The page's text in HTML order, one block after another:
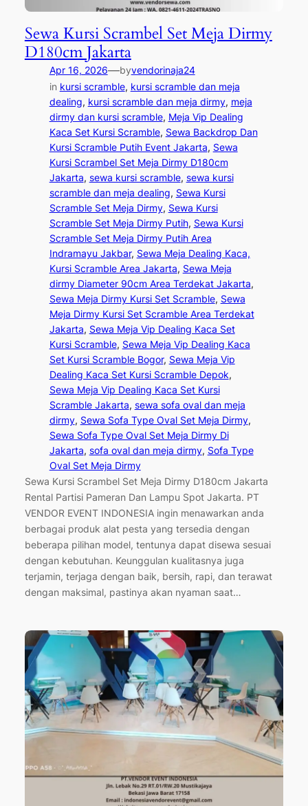
Sewa Kursi Scrambel Set Meja Dirmy
D180cm Jakarta
Apr 16, 2026—byvendorinaja24
in kursi scramble, kursi scramble dan meja
dealing, kursi scramble dan meja dirmy, meja
dirmy dan kursi scramble, Meja Vip Dealing
Kaca Set Kursi Scramble, Sewa Backdrop Dan
Kursi Scramble Putih Event Jakarta, Sewa
Kursi Scrambel Set Meja Dirmy D180cm
Jakarta, sewa kursi scramble, sewa kursi
scramble dan meja dealing, Sewa Kursi
Scramble Set Meja Dirmy, Sewa Kursi
Scramble Set Meja Dirmy Putih, Sewa Kursi
Scramble Set Meja Dirmy Putih Area
Indramayu Jakbar, Sewa Meja Dealing Kaca,
Kursi Scramble Area Jakarta, Sewa Meja
dirmy Diameter 90cm Area Terdekat Jakarta
Sewa Meja Dirmy Kursi Set Scramble, Sewa
Meja Dirmy Kursi Set Scramble Area Terdekat
Jakarta, Sewa Meja Vip Dealing Kaca Set
Kursi Scramble, Sewa Meja Vip Dealing Kaca
Set Kursi Scramble Bogor, Sewa Meja Vip
Dealing Kaca Set Kursi Scramble Depok
Sewa Meja Vip Dealing Kaca Set Kursi
Scramble Jakarta, sewa sofa oval dan meja
dirmy, Sewa Sofa Type Oval Set Meja Dirmy
Sewa Sofa Type Oval Set Meja Dirmy Di
Jakarta, sofa oval dan meja dirmy, Sofa Type
Oval Set Meja Dirmy
Sewa Kursi Scrambel Set Meja Dirmy D180cm Jakarta
Rental Partisi Pameran Dan Lampu Spot Jakarta. PT
VENDOR EVENT INDONESIA ingin menawarkan anda
berbagai produk alat pesta yang tersedia dengan
beberapa pilihan model, tentunya dapat disewa sesuai
dengan kebutuhan. Keunggulan kualitasnya juga
terjamin, terjaga dengan baik, bersih, rapi, dan terawat
dengan maksimal, pastinya akan nyaman saat…